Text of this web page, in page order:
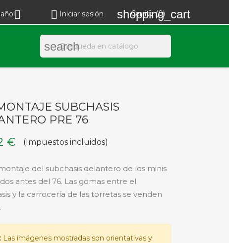
  Iniciar sesión shopping_cart
Carrito (0)
search
SUBCHASIS
PRE 76
€
(Impuestos incluidos)
del subchasis delantero de los minis
antes del 76. Las gomas entre el
y la carrocería de las torretas se venden
Las imágenes mostradas son orientativas y